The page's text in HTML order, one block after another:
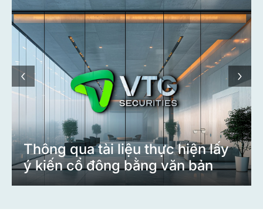
Thông qua tài liệu thực hiện lấy
ý kiến cổ đông bằng văn bản
‹ ›